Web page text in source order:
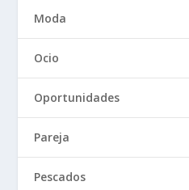
Moda
Ocio
Oportunidades
Pareja
Pescados